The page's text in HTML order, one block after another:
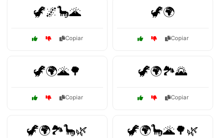
🦖🌌🦕🌋
Copiar
🦖🌍
Copiar
🦖🌍🌋🌳
Copiar
🦖🌍🏞️🌄
Copiar
🦖🌍🏞️🦕🌿 🦖🌍🦕🌋🌳🌿